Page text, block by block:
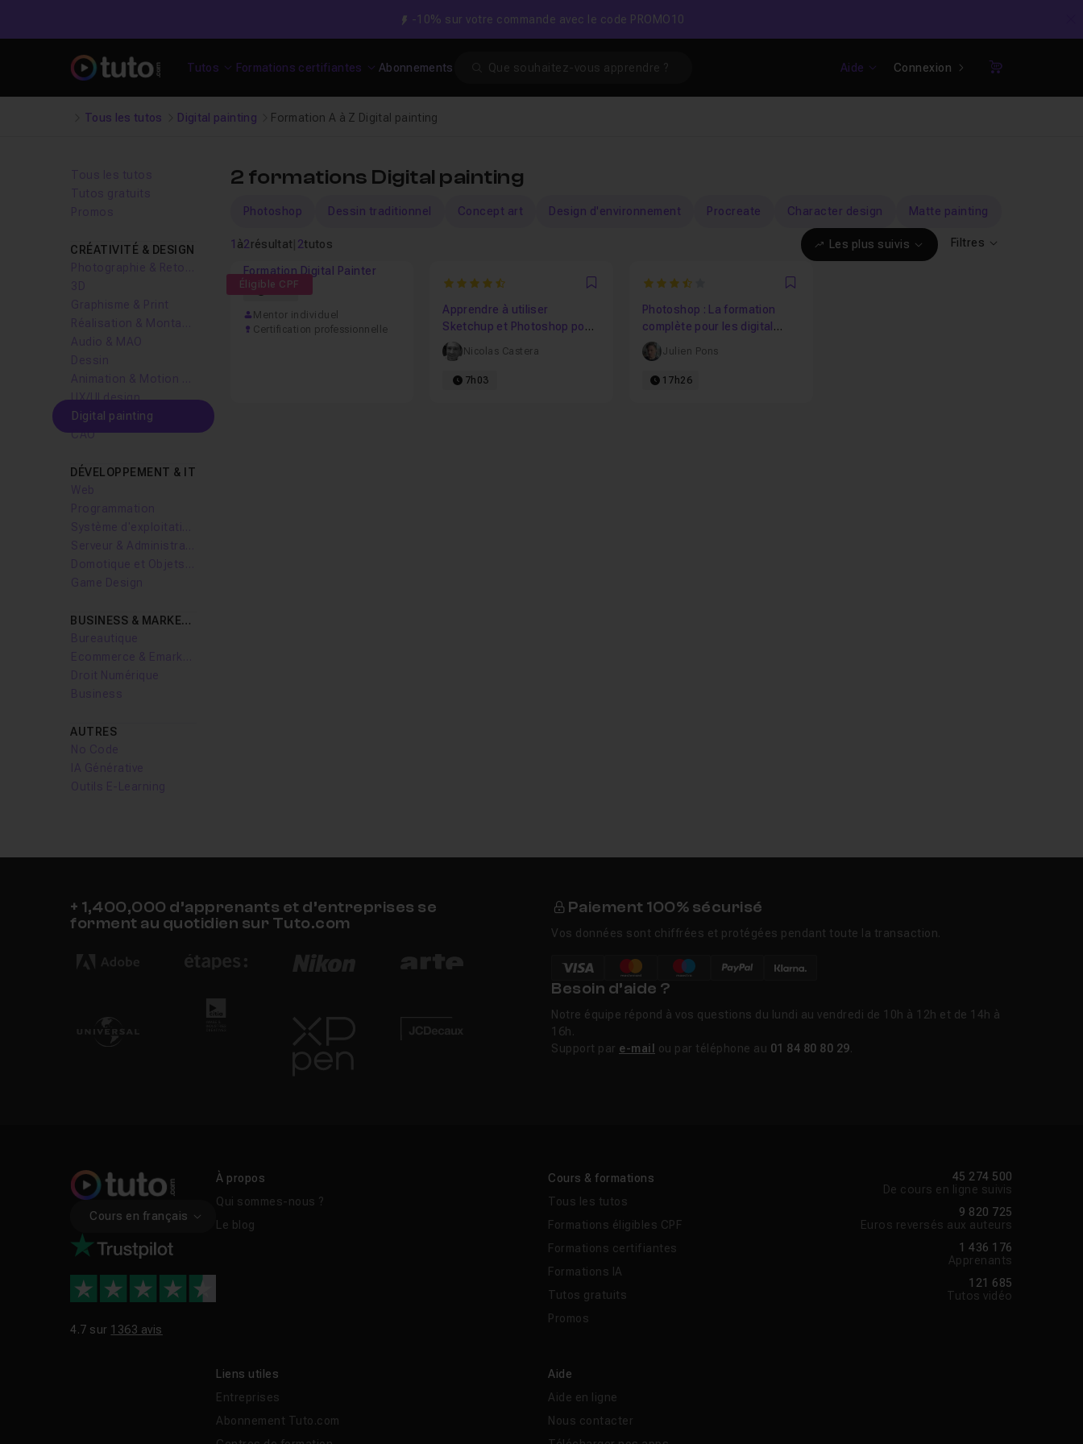
-10% sur votre commande avec le code PROMO10
Tutos Formations certifiantes Abonnements Aide Connexion
Panier
Tous les tutos Digital painting Formation A à Z Digital painting
Tous les tutos
Tutos gratuits
Promos
CRÉATIVITÉ & DESIGN
3D
Graphisme & Print
Audio & MAO
Dessin
UX/UI design
Digital painting
CAO
DÉVELOPPEMENT & IT
Web
Programmation
Game Design
BUSINESS & MARKETING
Bureautique
Droit Numérique
Business
AUTRES
No Code
IA Générative
Outils E-Learning
2 formations Digital painting
Photoshop Dessin traditionnel Concept art Design d'environnement Procreate Character design Matte painting
1 à2résultat 2tutos Les plus suivis Filtres
Éligible CPF
Formation Digital Painter
92h
Mentor individuel
Certification professionnelle
4.972972972973 Favori
Apprendre à utiliser
Sketchup et Photoshop pour
la réalisation de Concept Art
Nicolas Castera
7h03
3.5 Favori
Photoshop : La formation
complète pour les digital
painters
Julien Pons
17h26
+ 1,400,000 d’apprenants et d’entreprises se
forment au quotidien sur Tuto.com
Paiement 100% sécurisé
Vos données sont chiffrées et protégées pendant toute la transaction.
Besoin d’aide ?
Notre équipe répond à vos questions du lundi au vendredi de 10h à 12h et de 14h à
16h.
Support par e-mail ou par téléphone au 01 84 80 80 29
Cours en français
4.7 sur 1363 avis
À propos
Qui sommes-nous ?
Le blog
Cours & formations
Tous les tutos
Formations éligibles CPF
Formations certifiantes
Formations IA
Tutos gratuits
Promos
Liens utiles
Entreprises
Abonnement Tuto.com
Aide
Aide en ligne
Nous contacter
45 274 500
De cours en ligne suivis
9 820 725
Euros reversés aux auteurs
1 436 176
Apprenants
121 685
Tutos vidéo